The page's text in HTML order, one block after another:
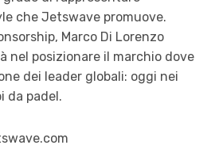
che Jetswave promuove.
Marco Di Lorenzo
nel posizionare il marchio dove
dei leader globali: oggi nei
da padel.